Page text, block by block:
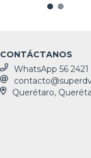
CONTÁCTANOS
WhatsApp 56
Querétaro,